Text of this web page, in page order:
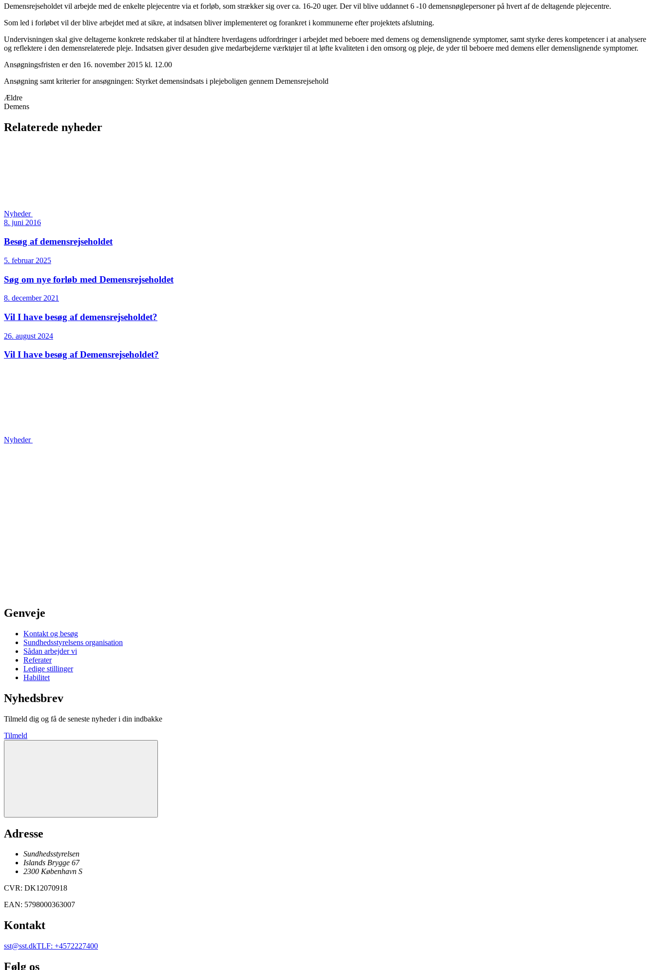
Demensrejseholdet vil arbejde med de enkelte plejecentre via et forløb, som strækker sig over ca. 16-20 uger. Der vil blive uddannet 6 -10 demensnøglepersoner på hvert af de deltagende plejecentre.
Som led i forløbet vil der blive arbejdet med at sikre, at indsatsen bliver implementeret og forankret i kommunerne efter projektets afslutning.
Undervisningen skal give deltagerne konkrete redskaber til at håndtere hverdagens udfordringer i arbejdet med beboere med demens og demenslignende symptomer, samt styrke deres kompetencer i at analysere
og reflektere i den demensrelaterede pleje. Indsatsen giver desuden give medarbejderne værktøjer til at løfte kvaliteten i den omsorg og pleje, de yder til beboere med demens eller demenslignende symptomer.
Ansøgningsfristen er den 16. november 2015 kl. 12.00
Ansøgning samt kriterier for ansøgningen: Styrket demensindsats i plejeboligen gennem Demensrejsehold
Ældre
Demens
Relaterede nyheder
Nyheder
8. juni 2016
Besøg af demensrejseholdet
5. februar 2025
Søg om nye forløb med Demensrejseholdet
8. december 2021
Vil I have besøg af demensrejseholdet?
26. august 2024
Vil I have besøg af Demensrejseholdet?
Nyheder
Genveje
Kontakt og besøg
Sundhedsstyrelsens organisation
Sådan arbejder vi
Referater
Ledige stillinger
Habilitet
Nyhedsbrev
Tilmeld dig og få de seneste nyheder i din indbakke
Tilmeld
Adresse
Sundhedsstyrelsen
Islands Brygge 67
2300 København S
CVR: DK12070918
EAN: 5798000363007
Kontakt
sst@sst.dkTLF: +4572227400
Følg os